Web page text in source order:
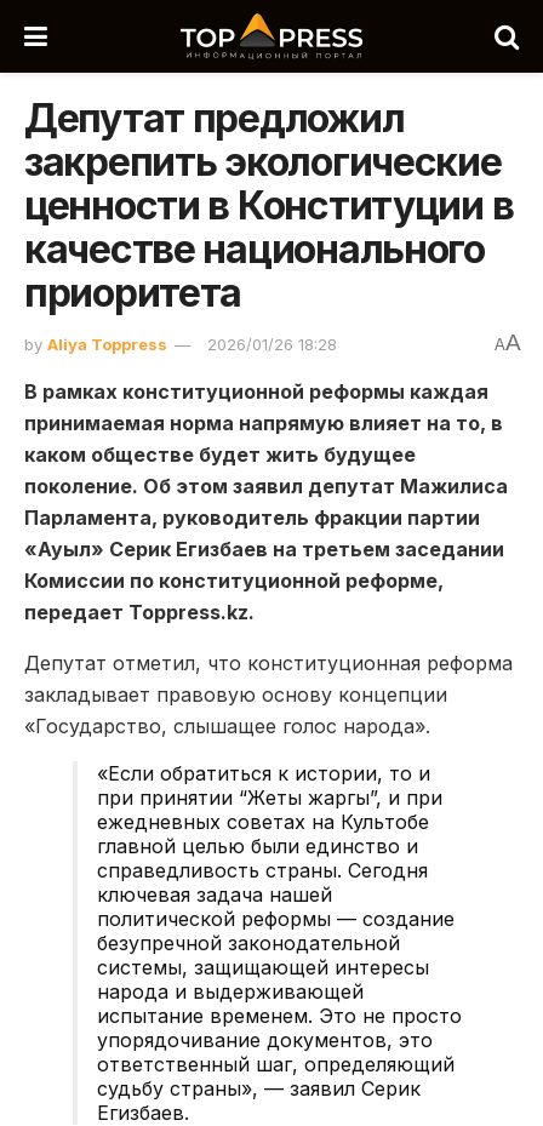
Депутат предложил
закрепить экологические
ценности в Конституции в
качестве национального
приоритета
by Aliya Toppress 2026/01/26 18:28 AA
В рамках конституционной реформы каждая
принимаемая норма напрямую влияет на то, в
каком обществе будет жить будущее
поколение. Об этом заявил депутат Мажилиса
Парламента, руководитель фракции партии
«Ауыл» Серик Егизбаев на третьем заседании
Комиссии по конституционной реформе,
передает Toppress.kz.
Депутат отметил, что конституционная реформа
закладывает правовую основу концепции
«Государство, слышащее голос народа».
«Если обратиться к истории, то и
при принятии “Жеты жаргы”, и при
ежедневных советах на Культобе
главной целью были единство и
справедливость страны. Сегодня
ключевая задача нашей
политической реформы — создание
безупречной законодательной
системы, защищающей интересы
народа и выдерживающей
испытание временем. Это не просто
упорядочивание документов, это
ответственный шаг, определяющий
судьбу страны», — заявил Серик
Егизбаев.